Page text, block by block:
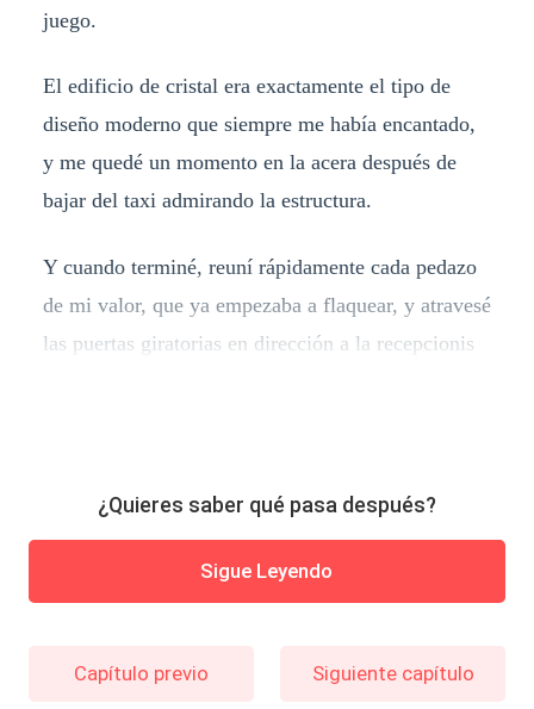
juego.
El edificio de cristal era exactamente el tipo de
diseño moderno que siempre me había encantado,
y me quedé un momento en la acera después de
bajar del taxi admirando la estructura.
Y cuando terminé, reuní rápidamente cada pedazo
de mi valor, que ya empezaba a flaquear, y atravesé
las puertas giratorias en dirección a la recepcionis
¿Quieres saber qué pasa después?
Sigue Leyendo
Capítulo previo Siguiente capítulo